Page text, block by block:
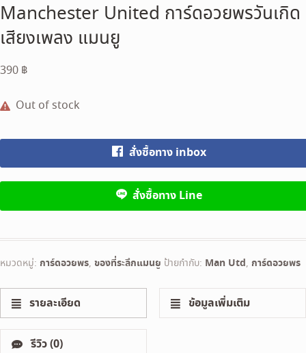
Manchester United การ์ดอวยพรวันเกิด
เสียงเพลง แมนยู
390 ฿
Out of stock
สั่งซื้อทาง inbox
สั่งซื้อทาง Line
หมวดหมู่: การ์ดอวยพร, ของที่ระลึกแมนยู ป้ายกำกับ: Man Utd, การ์ดอวยพร
รายละเอียด ข้อมูลเพิ่มเติม
รีวิว (0)